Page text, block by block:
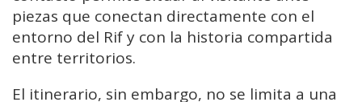
piezas que conectan directamente con el
entorno del Rif y con la historia compartida
entre territorios.
El itinerario, sin embargo, no se limita a una